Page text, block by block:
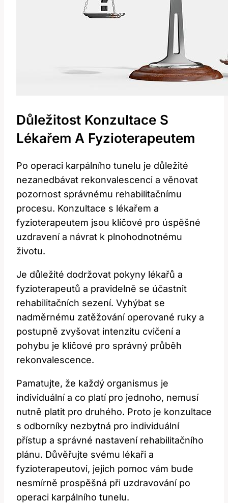
Důležitost Konzultace S
Lékařem A Fyzioterapeutem
Po operaci karpálního tunelu je důležité
nezanedbávat rekonvalescenci a věnovat
pozornost správnému rehabilitačnímu
procesu. Konzultace s lékařem a
fyzioterapeutem jsou klíčové pro úspěšné
uzdravení a návrat k plnohodnotnému
životu.
Je důležité dodržovat pokyny lékařů a
fyzioterapeutů a pravidelně se účastnit
rehabilitačních sezení. Vyhýbat se
nadměrnému zatěžování operované ruky a
postupně zvyšovat intenzitu cvičení a
pohybu je klíčové pro správný průběh
rekonvalescence.
Pamatujte, že každý organismus je
individuální a co platí pro jednoho, nemusí
nutně platit pro druhého. Proto je konzultace
s odborníky nezbytná pro individuální
přístup a správné nastavení rehabilitačního
plánu. Důvěřujte svému lékaři a
fyzioterapeutovi, jejich pomoc vám bude
nesmírně prospěšná při uzdravování po
operaci karpálního tunelu.